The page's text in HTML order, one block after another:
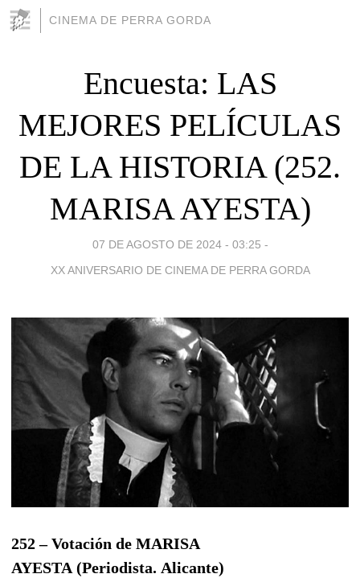
CINEMA DE PERRA GORDA
Encuesta: LAS
MEJORES PELÍCULAS
DE LA HISTORIA (252.
MARISA AYESTA)
07 DE AGOSTO DE 2024 - 03:25 -
XX ANIVERSARIO DE CINEMA DE PERRA GORDA
252 – Votación de MARISA
AYESTA (Periodista. Alicante)